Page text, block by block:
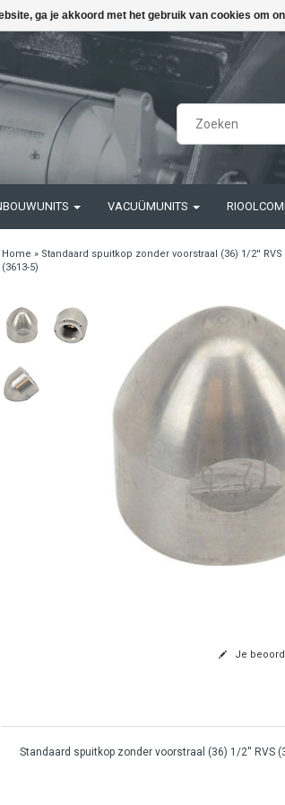
VACUÜMUNITS
Home » Standaard spuitkop zonder voorstraal (36) 1/2'' RVS
(3613-5)
Je
Standaard spuitkop zonder voorstraal (36) 1/2'' RVS
ga je akkoord met het gebruik van cookies om